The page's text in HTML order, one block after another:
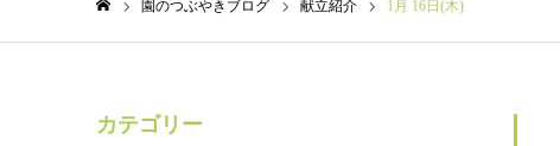
園のつぶやきブログ 献立紹介 1月 16日(木)
カテゴリー